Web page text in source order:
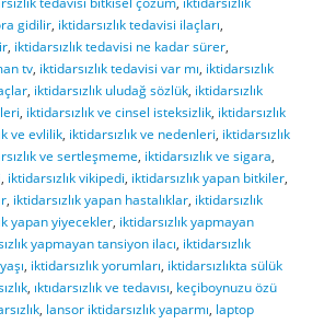
gidilir iktidarsızlık tedavisi ilaçları
iktidarsızlık tedavisi ne kadar sürer
tv iktidarsızlık tedavisi var mı iktidarsızlık
iktidarsızlık uludağ sözlük iktidarsızlık
iktidarsızlık ve cinsel isteksizlik iktidarsızlık
ve evlilik iktidarsızlık ve nedenleri iktidarsızlık
ve sertleşmeme iktidarsızlık ve sigara
iktidarsızlık vikipedi iktidarsızlık yapan bitkiler
iktidarsızlık yapan hastalıklar iktidarsızlık
yapan yiyecekler iktidarsızlık yapmayan
yapmayan tansiyon ilacı iktidarsızlık
iktidarsızlık yorumları iktidarsızlıkta sülük
ıktıdarsızlık ve tedavısı keçiboynuzu özü
lansor iktidarsızlık yaparmı laptop